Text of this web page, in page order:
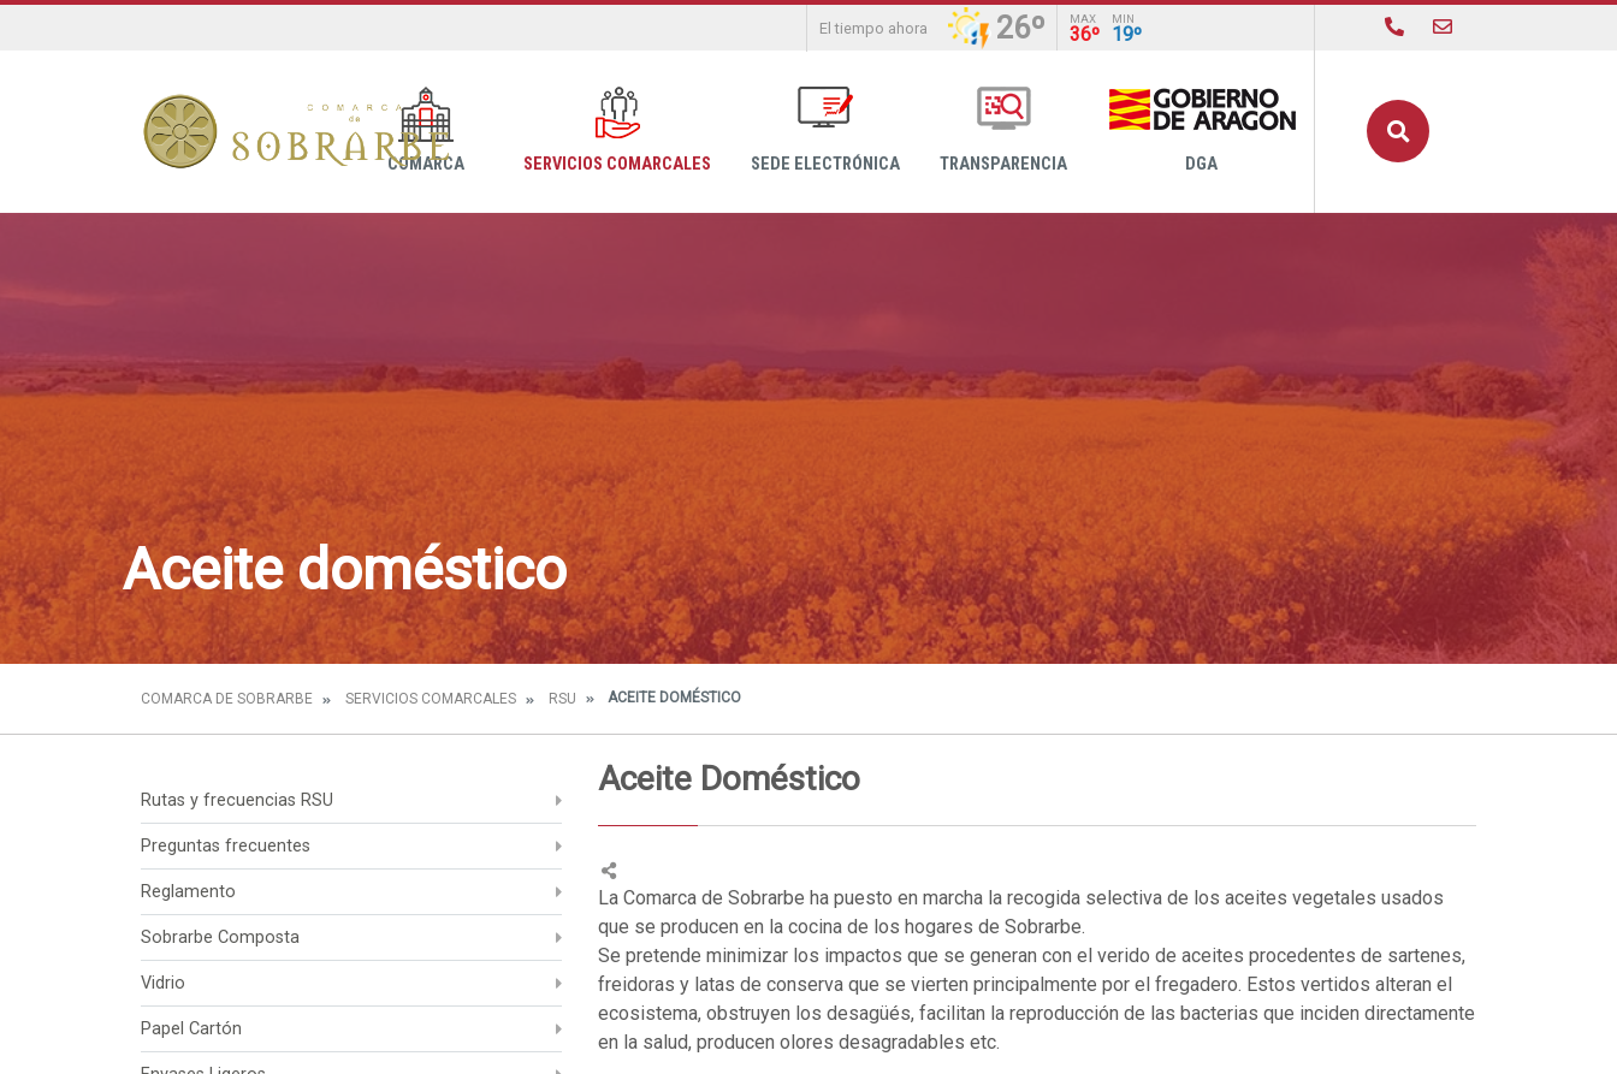
El tiempo ahora 26º MAX
36º
MIN
19º
COMARCA SERVICIOS COMARCALES SEDE ELECTRÓNICA TRANSPARENCIA DGA
Aceite doméstico
COMARCA DE SOBRARBE SERVICIOS COMARCALES RSU ACEITE DOMÉSTICO
Rutas y frecuencias RSU
Preguntas frecuentes
Reglamento
Sobrarbe Composta
Vidrio
Papel Cartón
Aceite Doméstico
La Comarca de Sobrarbe ha puesto en marcha la recogida selectiva de los aceites vegetales usados
que se producen en la cocina de los hogares de Sobrarbe.
Se pretende minimizar los impactos que se generan con el verido de aceites procedentes de sartenes,
freidoras y latas de conserva que se vierten principalmente por el fregadero. Estos vertidos alteran el
ecosistema, obstruyen los desagüés, facilitan la reproducción de las bacterias que inciden directamente
en la salud, producen olores desagradables etc.